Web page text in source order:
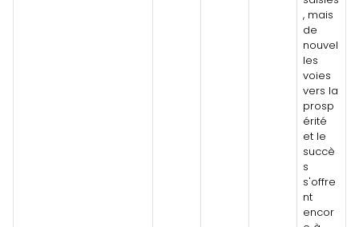
, mais
de
nouvel
les
voies
vers la
prosp
érité
et le
succè
s
s'offre
nt
encor